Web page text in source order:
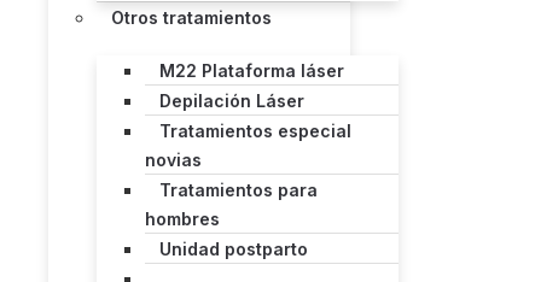
Otros tratamientos
M22 Plataforma láser
Depilación Láser
Tratamientos especial
novias
Tratamientos para
hombres
Unidad postparto